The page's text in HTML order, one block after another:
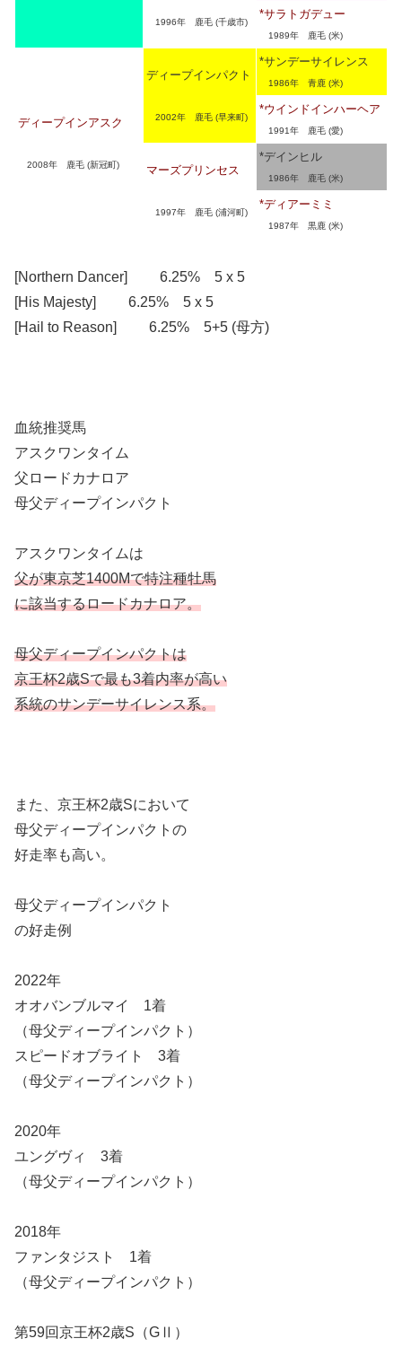
1996年 鹿毛 (千歳市)
*サラトガデュー
1989年 鹿毛 (米)
ディープインアスク
2008年 鹿毛 (新冠町)
ディープインパクト
2002年 鹿毛 (早来町)
*サンデーサイレンス
1986年 青鹿 (米)
*ウインドインハーヘア
1991年 鹿毛 (愛)
マーズプリンセス
1997年 鹿毛 (浦河町)
*デインヒル
1986年 鹿毛 (米)
*ディアーミミ
1987年 黒鹿 (米)
[Northern Dancer] 6.25% 5 x 5
[His Majesty] 6.25% 5 x 5
[Hail to Reason] 6.25% 5+5 (母方)
血統推奨馬
アスクワンタイム
父ロードカナロア
母父ディープインパクト
アスクワンタイムは
父が東京芝1400Mで特注種牡馬
に該当するロードカナロア。
母父ディープインパクトは
京王杯2歳Sで最も3着内率が高い
系統のサンデーサイレンス系。
また、京王杯2歳Sにおいて
母父ディープインパクトの
好走率も高い。
母父ディープインパクト
の好走例
2022年
オオバンブルマイ 1着
（母父ディープインパクト）
スピードオブライト 3着
（母父ディープインパクト）
2020年
ユングヴィ 3着
（母父ディープインパクト）
2018年
ファンタジスト 1着
（母父ディープインパクト）
第59回京王杯2歳S（GⅡ）